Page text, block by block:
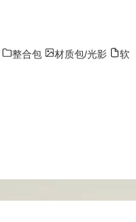
整合包 材质包/光影
软